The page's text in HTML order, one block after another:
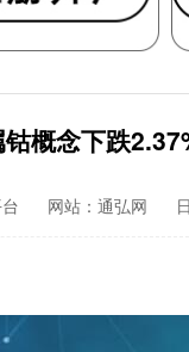
概念下跌
网站：通弘网